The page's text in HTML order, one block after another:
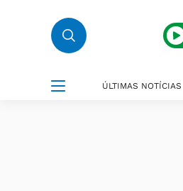
ÚLTIMAS NOTÍCIAS